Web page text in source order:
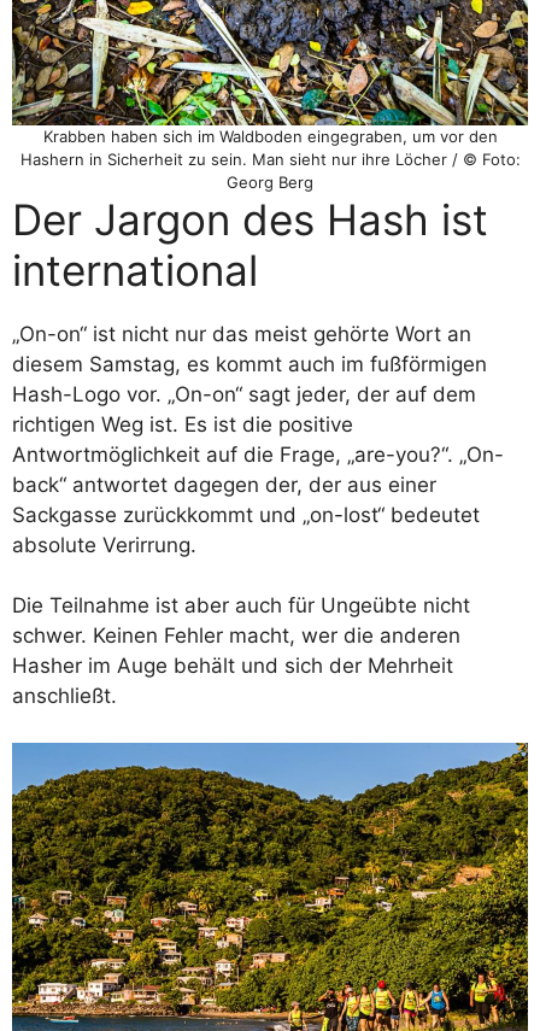
Krabben haben sich im Waldboden eingegraben, um vor den
Hashern in Sicherheit zu sein. Man sieht nur ihre Löcher / © Foto:
Georg Berg
Der Jargon des Hash ist
international
„On-on“ ist nicht nur das meist gehörte Wort an
diesem Samstag, es kommt auch im fußförmigen
Hash-Logo vor. „On-on“ sagt jeder, der auf dem
richtigen Weg ist. Es ist die positive
Antwortmöglichkeit auf die Frage, „are-you?“. „On-
back“ antwortet dagegen der, der aus einer
Sackgasse zurückkommt und „on-lost“ bedeutet
absolute Verirrung.
Die Teilnahme ist aber auch für Ungeübte nicht
schwer. Keinen Fehler macht, wer die anderen
Hasher im Auge behält und sich der Mehrheit
anschließt.